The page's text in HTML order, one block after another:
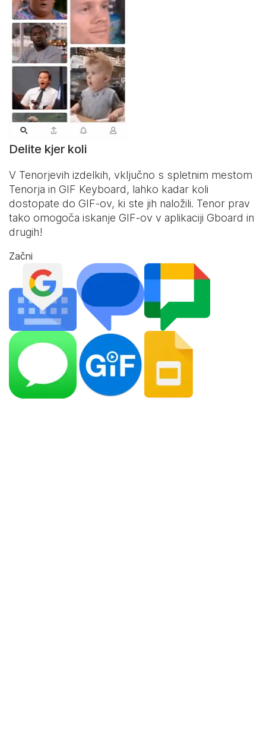
Delite kjer koli
V Tenorjevih izdelkih, vključno s spletnim mestom
Tenorja in GIF Keyboard, lahko kadar koli
dostopate do GIF-ov, ki ste jih naložili. Tenor prav
tako omogoča iskanje GIF-ov v aplikaciji Gboard in
drugih!
Začni